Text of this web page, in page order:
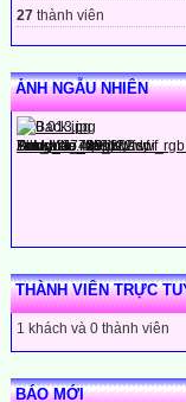
27 thành viên
ẢNH NGẪU NHIÊN
THÀNH VIÊN TRỰC
1 khách và 0 thành viên
BÁO MỚI